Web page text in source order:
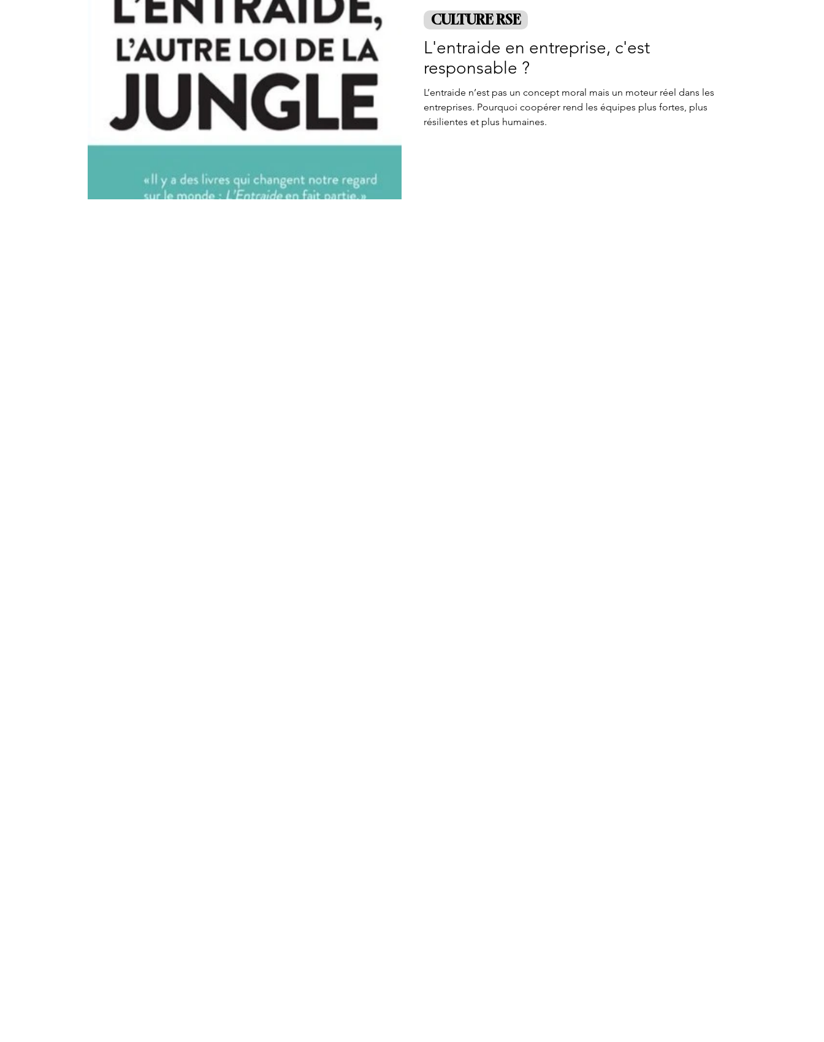
L'entraide en entreprise, c'est
responsable ?
L’entraide n’est pas un concept moral mais un moteur réel dans les
entreprises. Pourquoi coopérer rend les équipes plus fortes, plus
résilientes et plus humaines.
CULTURE RSE